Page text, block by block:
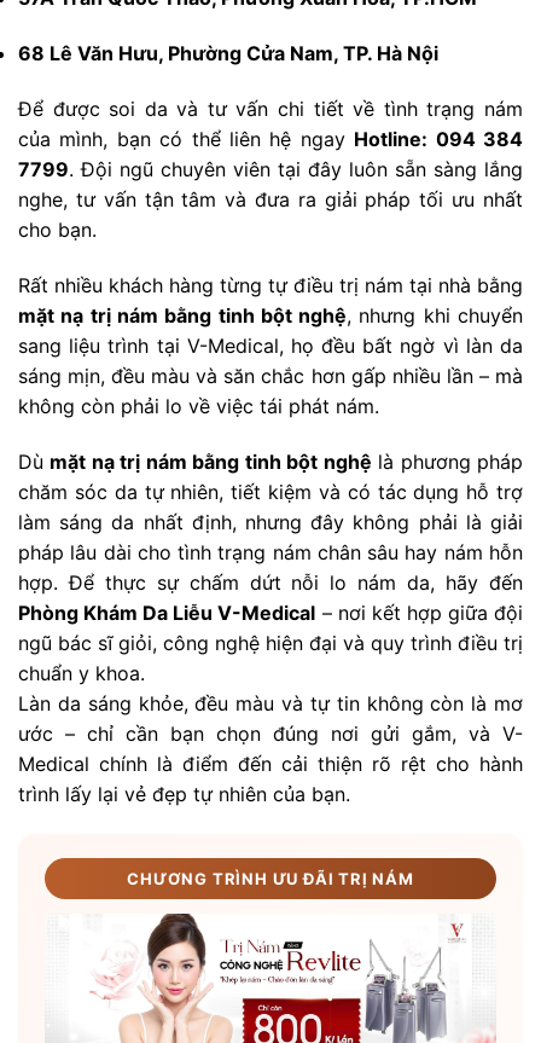
68 Lê Văn Hưu, Phường Cửa Nam, TP. Hà Nội
Để được soi da và tư vấn chi tiết về tình trạng nám
của mình, bạn có thể liên hệ ngay Hotline: 094 384
7799. Đội ngũ chuyên viên tại đây luôn sẵn sàng lắng
nghe, tư vấn tận tâm và đưa ra giải pháp tối ưu nhất
cho bạn.
Rất nhiều khách hàng từng tự điều trị nám tại nhà bằng
mặt nạ trị nám bằng tinh bột nghệ, nhưng khi chuyển
sang liệu trình tại V-Medical, họ đều bất ngờ vì làn da
sáng mịn, đều màu và săn chắc hơn gấp nhiều lần – mà
không còn phải lo về việc tái phát nám.
Dù mặt nạ trị nám bằng tinh bột nghệ là phương pháp
chăm sóc da tự nhiên, tiết kiệm và có tác dụng hỗ trợ
làm sáng da nhất định, nhưng đây không phải là giải
pháp lâu dài cho tình trạng nám chân sâu hay nám hỗn
hợp. Để thực sự chấm dứt nỗi lo nám da, hãy đến
Phòng Khám Da Liễu V-Medical – nơi kết hợp giữa đội
ngũ bác sĩ giỏi, công nghệ hiện đại và quy trình điều trị
chuẩn y khoa.
Làn da sáng khỏe, đều màu và tự tin không còn là mơ
ước – chỉ cần bạn chọn đúng nơi gửi gắm, và V-
Medical chính là điểm đến cải thiện rõ rệt cho hành
trình lấy lại vẻ đẹp tự nhiên của bạn.
CHƯƠNG TRÌNH ƯU ĐÃI TRỊ NÁM